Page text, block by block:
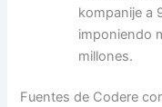
kompanije a
imponiendo
millones.
Fuentes de Codere